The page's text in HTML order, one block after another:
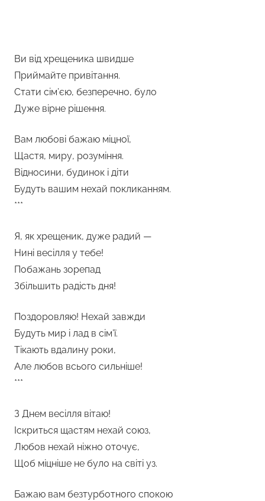
Ви від хрещеника швидше
Приймайте привітання.
Стати сім’єю, безперечно, було
Дуже вірне рішення.
Вам любові бажаю міцної,
Щастя, миру, розуміння.
Відносини, будинок і діти
Будуть вашим нехай покликанням.
***
Я, як хрещеник, дуже радий —
Нині весілля у тебе!
Побажань зорепад
Збільшить радість дня!
Поздоровляю! Нехай завжди
Будуть мир і лад в сім’ї.
Тікають вдалину роки,
Але любов всього сильніше!
***
З Днем весілля вітаю!
Іскриться щастям нехай союз,
Любов нехай ніжно оточує,
Щоб міцніше не було на світі уз.
Бажаю вам безтурботного спокою